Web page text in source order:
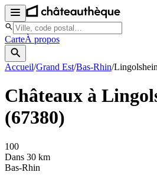
CarteÀ propos
Accueil/Grand Est/Bas-Rhin/
Châteaux à
(67380)
100
Dans 30 km
Bas-Rhin